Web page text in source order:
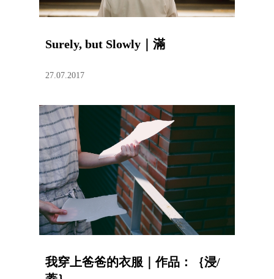
Surely, but Slowly｜滿
27.07.2017
我穿上爸爸的衣服｜作品：｛浸/